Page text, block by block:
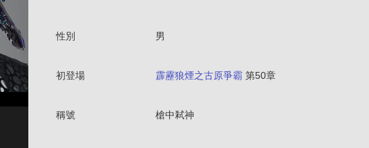
性別 男
初登場 霹靂狼煙之古原爭霸第50章
稱號 槍中弒神